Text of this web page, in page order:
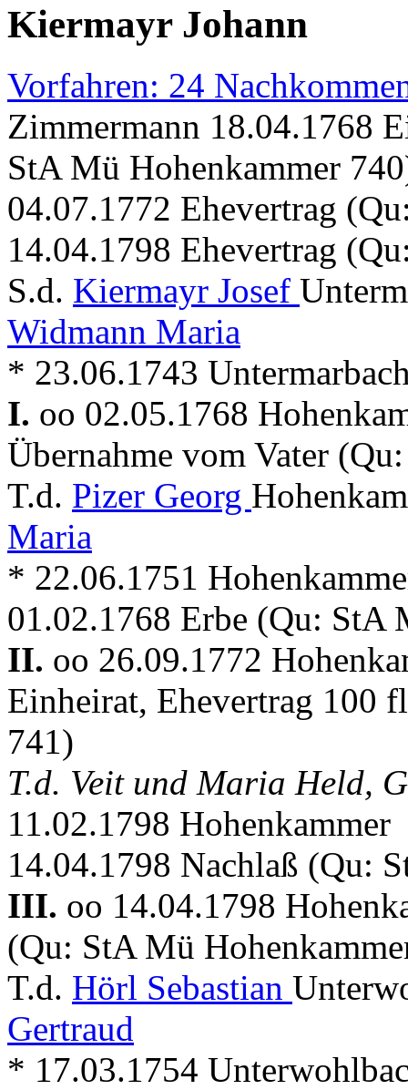
Kiermayr Johann
Vorfahren: 24
Zimmermann 18.04.1768
StA Mü Hohenkammer
04.07.1772 Ehevertrag
14.04.1798 Ehevertrag
S.d. Kiermayr Josef
Widmann Maria
* 23.06.1743
I. oo 02.05.1768
Übernahme vom Vater
T.d. Pizer Georg
Maria
* 22.06.1751
01.02.1768 Erbe (Qu: StA
II. oo 26.09.1772
Einheirat, Ehevertrag 100
741)
T.d. Veit und Maria Held,
11.02.1798 Hohenkammer
14.04.1798 Nachlaß (Qu:
III. oo 14.04.1798
(Qu: StA Mü
T.d. Hörl Sebastian
Gertraud
* 17.03.1754